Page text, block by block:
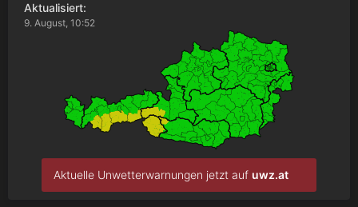
Aktualisiert:
9. August, 10:52
Aktuelle Unwetterwarnungen jetzt auf uwz.at